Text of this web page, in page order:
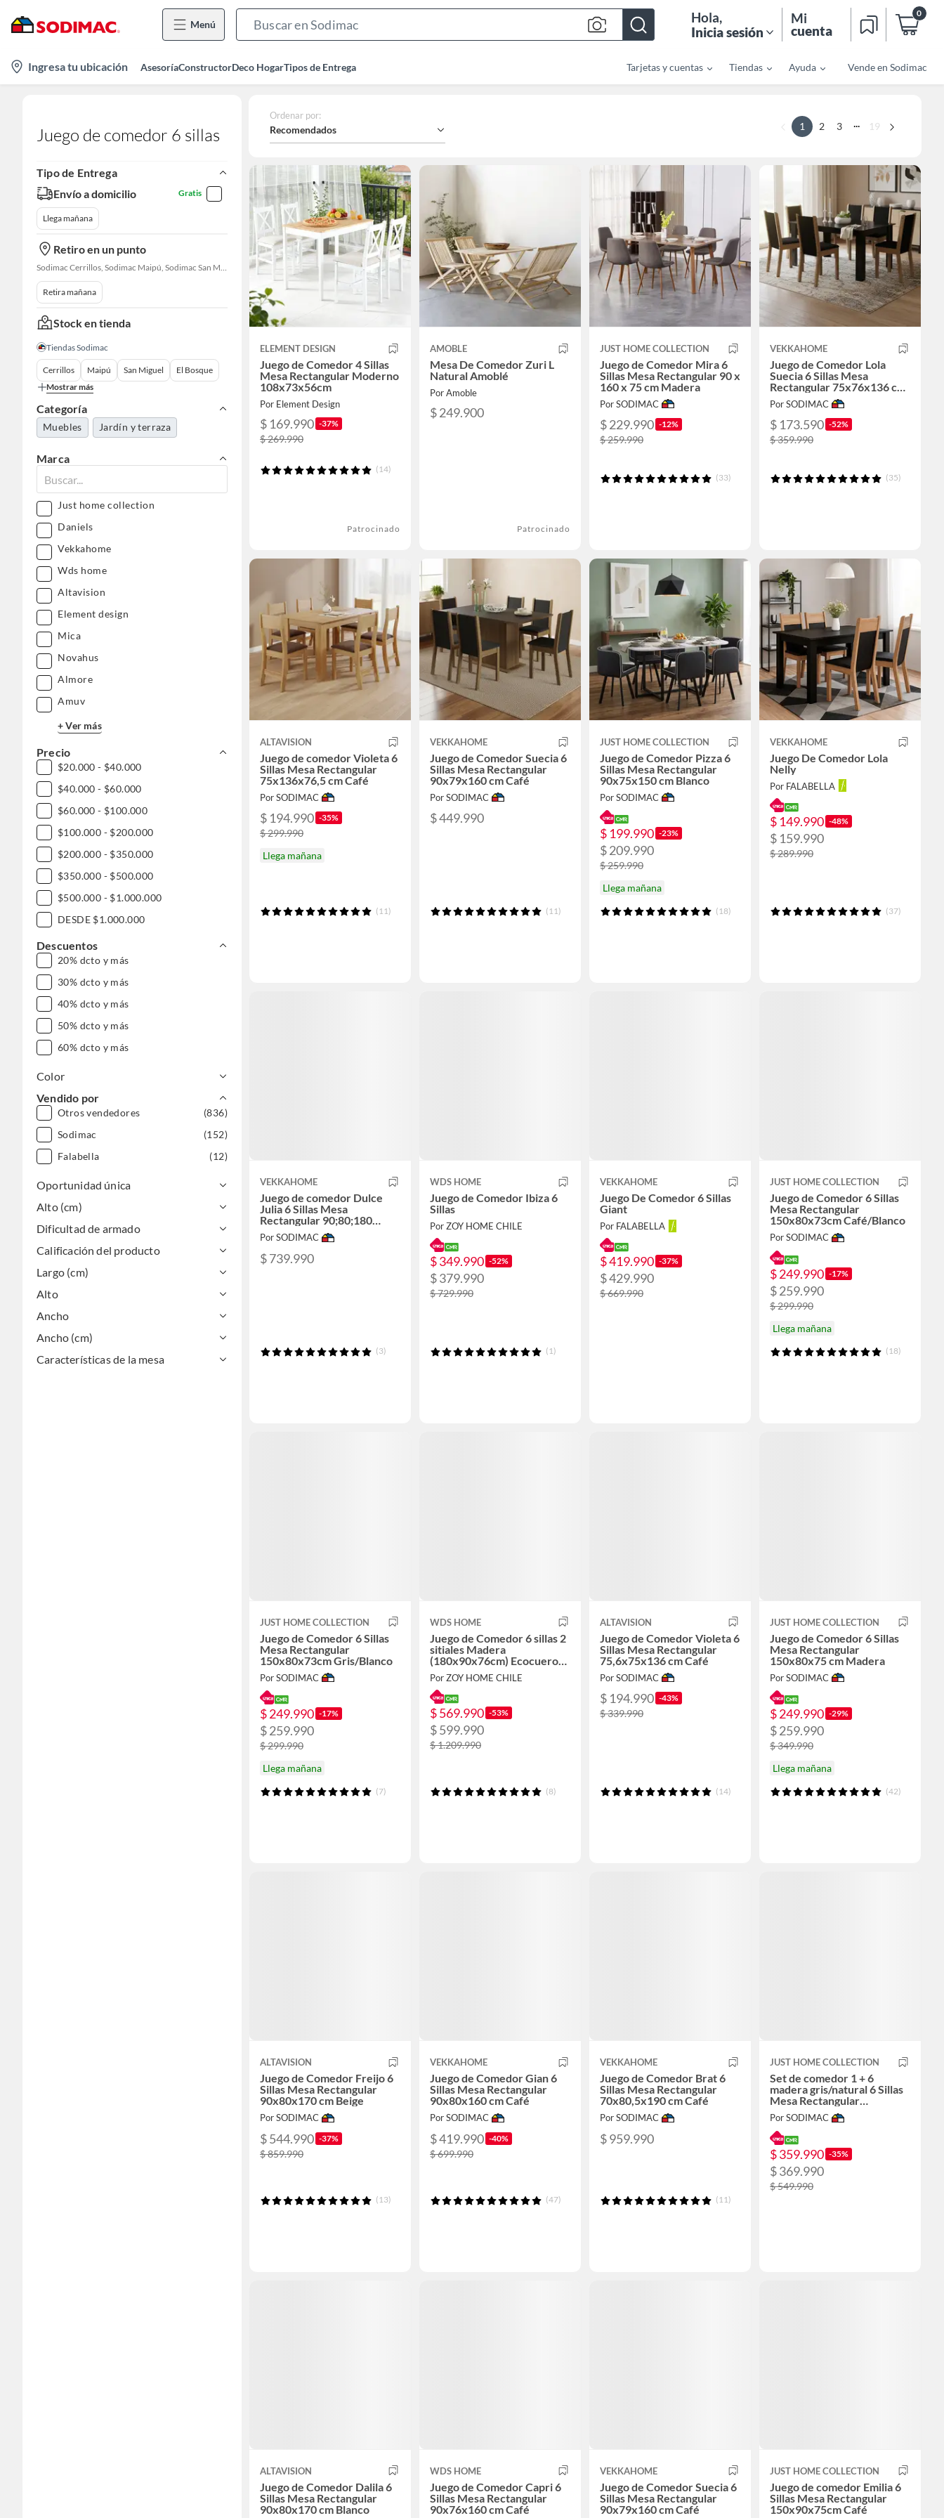
Menú
Bar
Hola,
Inicia sesión
Mi
cuenta
0
location-
icon
Ingresa tu ubicación AsesoríaConstructorDeco HogarTipos de Entrega Tarjetas y cuentas Tiendas Ayuda Vende en Sodimac
Juego de comedor 6 sillas
Tipo de Entrega
Envío a domicilio
Gratis
Llega mañana
Retiro en un punto
Sodimac Cerrillos, Sodimac Maipú, Sodimac San Miguel, Sodimac El Bosque, Sodimac San Bernardo, Sodimac Talagante
Retira mañana
Stock en tienda
Tiendas Sodimac
Cerrillos Maipú San Miguel
El Bosque
Mostrar más
Categoría
Muebles Jardín y terraza
Marca
Just home collection
Daniels
Vekkahome
Wds home
Altavision
Element design
Mica
Novahus
Almore
Amuv
+ Ver más
Precio
$20.000 - $40.000
$40.000 - $60.000
$60.000 - $100.000
$100.000 - $200.000
$200.000 - $350.000
$350.000 - $500.000
$500.000 - $1.000.000
DESDE $1.000.000
Descuentos
20% dcto y más
30% dcto y más
40% dcto y más
50% dcto y más
60% dcto y más
Color
Vendido por
Otros vendedores
(836)
Sodimac
(152)
Falabella
(12)
Oportunidad única
Alto (cm)
Dificultad de armado
Calificación del producto
Largo (cm)
Alto
Ancho
Ancho (cm)
Características de la mesa
Ordenar por:
Recomendados 1 2 3 ... 19
ELEMENT DESIGN
Juego de Comedor 4 Sillas
Mesa Rectangular Moderno
108x73x56cm
Por Element Design
$ 169.990 -37%
$ 269.990
(14)
Patrocinado
AMOBLE
Mesa De Comedor Zuri L
Natural Amoblé
Por Amoble
$ 249.900
Patrocinado
JUST HOME COLLECTION
Juego de Comedor Mira 6
Sillas Mesa Rectangular 90 x
160 x 75 cm Madera
Por SODIMAC
$ 229.990 -12%
$ 259.990
(33)
VEKKAHOME
Juego de Comedor Lola
Suecia 6 Sillas Mesa
Rectangular 75x76x136 cm
Negro
Por SODIMAC
$ 173.590 -52%
$ 359.990
(35)
ALTAVISION
Juego de comedor Violeta 6
Sillas Mesa Rectangular
75x136x76,5 cm Café
Por SODIMAC
$ 194.990 -35%
$ 299.990
Llega mañana
(11)
VEKKAHOME
Juego de Comedor Suecia 6
Sillas Mesa Rectangular
90x79x160 cm Café
Por SODIMAC
$ 449.990
(11)
JUST HOME COLLECTION
Juego de Comedor Pizza 6
Sillas Mesa Rectangular
90x75x150 cm Blanco
Por SODIMAC
$ 199.990 -23%
$ 209.990
$ 259.990
Llega mañana
(18)
VEKKAHOME
Juego De Comedor Lola
Nelly
Por FALABELLA
$ 149.990 -48%
$ 159.990
$ 289.990
(37)
VEKKAHOME
Juego de comedor Dulce
Julia 6 Sillas Mesa
Rectangular 90;80;180
Negro
Por SODIMAC
$ 739.990
(3)
WDS HOME
Juego de Comedor Ibiza 6
Sillas
Por ZOY HOME CHILE
$ 349.990 -52%
$ 379.990
$ 729.990
(1)
VEKKAHOME
Juego De Comedor 6 Sillas
Giant
Por FALABELLA
$ 419.990 -37%
$ 429.990
$ 669.990
JUST HOME COLLECTION
Juego de Comedor 6 Sillas
Mesa Rectangular
150x80x73cm Café/Blanco
Por SODIMAC
$ 249.990 -17%
$ 259.990
$ 299.990
Llega mañana
(18)
JUST HOME COLLECTION
Juego de Comedor 6 Sillas
Mesa Rectangular
150x80x73cm Gris/Blanco
Por SODIMAC
$ 249.990 -17%
$ 259.990
$ 299.990
Llega mañana
(7)
WDS HOME
Juego de Comedor 6 sillas 2
sitiales Madera
(180x90x76cm) Ecocuero
Café Capri 8 puestos
Por ZOY HOME CHILE
$ 569.990 -53%
$ 599.990
$ 1.209.990
(8)
ALTAVISION
Juego de Comedor Violeta 6
Sillas Mesa Rectangular
75,6x75x136 cm Café
Por SODIMAC
$ 194.990 -43%
$ 339.990
(14)
JUST HOME COLLECTION
Juego de Comedor 6 Sillas
Mesa Rectangular
150x80x75 cm Madera
Por SODIMAC
$ 249.990 -29%
$ 259.990
$ 349.990
Llega mañana
(42)
ALTAVISION
Juego de Comedor Freijo 6
Sillas Mesa Rectangular
90x80x170 cm Beige
Por SODIMAC
$ 544.990 -37%
$ 859.990
(13)
VEKKAHOME
Juego de Comedor Gian 6
Sillas Mesa Rectangular
90x80x160 cm Café
Por SODIMAC
$ 419.990 -40%
$ 699.990
(47)
VEKKAHOME
Juego de Comedor Brat 6
Sillas Mesa Rectangular
70x80,5x190 cm Café
Por SODIMAC
$ 959.990
(11)
JUST HOME COLLECTION
Set de comedor 1 + 6
madera gris/natural 6 Sillas
Mesa Rectangular
150x80x74.5cm Madera
Por SODIMAC
$ 359.990 -35%
$ 369.990
$ 549.990
ALTAVISION
Juego de Comedor Dalila 6
Sillas Mesa Rectangular
90x80x170 cm Blanco
WDS HOME
Juego de Comedor Capri 6
Sillas Mesa Rectangular
90x76x160 cm Café
VEKKAHOME
Juego de Comedor Suecia 6
Sillas Mesa Rectangular
90x79x160 cm Café
JUST HOME COLLECTION
Juego de comedor Emilia 6
Sillas Mesa Rectangular
150x90x75cm Café